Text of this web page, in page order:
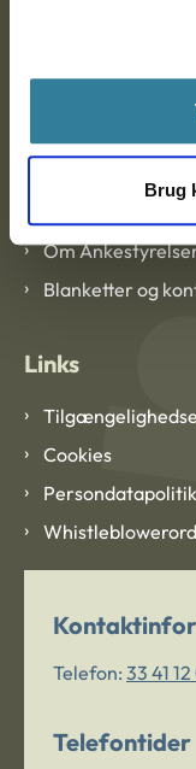
Brug
EAN: 57 98 000 35
Om
Om
Blanketter og
Links
Cookies
Persondatapolitik
Telefon: 33 41
Telefontider